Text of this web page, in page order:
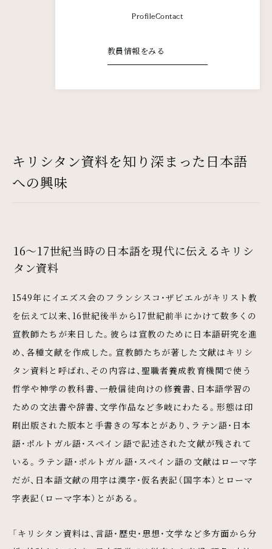
ProfileContact
教員情報をみる
キリシタン資料を知り深まった日本語
への興味
16～17世紀当時の日本語を現代に伝えるキリシ
タン資料
1549年にイエズス会のフランシスコ・ザビエルがキリスト教
を伝えて以来、16世紀後半から17世紀前半にかけて数多くの
宣教師たちが来日した。彼らは宣教のために日本語研究を進
め、各種文献を作成した。宣教師たちが著した文献はキリシ
タン資料と呼ばれ、その内容は、聖職者養成教育機関で使う
哲学や神学の教科書、一般信徒向けの修養書、日本語学習の
ための文法書や辞書、文学作品など多岐にわたる。形態は印
刷出版された版本と手書きの写本とがあり、ラテン語・日本
語・ポルトガル語・スペイン語で記述された文献が残されて
いる。ラテン語・ポルトガル語・スペイン語の文献はローマ字
だが、日本語文献の用字は漢字・仮名表記（国字本）とローマ
字表記（ローマ字本）とがある。
「キリシタン資料は、言語・歴史・思想・文学など多方面から分